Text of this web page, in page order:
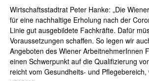
Wirtschaftsstadtrat Peter Hanke: „Die
für eine nachhaltige Erholung nach der
Linie gut ausgebildete Fachkräfte. Dafür
Voraussetzungen schaffen. So legen wir
Angeboten des Wiener ArbeitnehmerInnen
einen Schwerpunkt auf die Qualifizierung
reicht vom Gesundheits- und